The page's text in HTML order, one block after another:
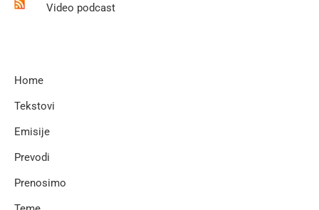
Video podcast
Home
Tekstovi
Emisije
Prevodi
Prenosimo